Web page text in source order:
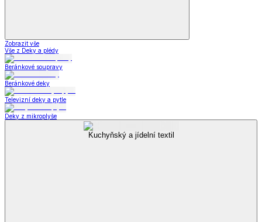
Zobrazit vše
Vše z Deky a plédy
Beránkové soupravy
Beránkové deky
Televizní deky a pytle
Deky z mikroplyše
Kuchyňský a jídelní textil